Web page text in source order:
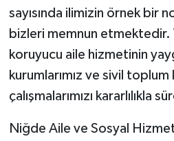
sayısında ilimizin örnek bir
bizleri memnun etmektedir.
koruyucu aile hizmetinin
kurumlarımız ve sivil toplum
çalışmalarımızı kararlılıkla
Niğde Aile ve Sosyal